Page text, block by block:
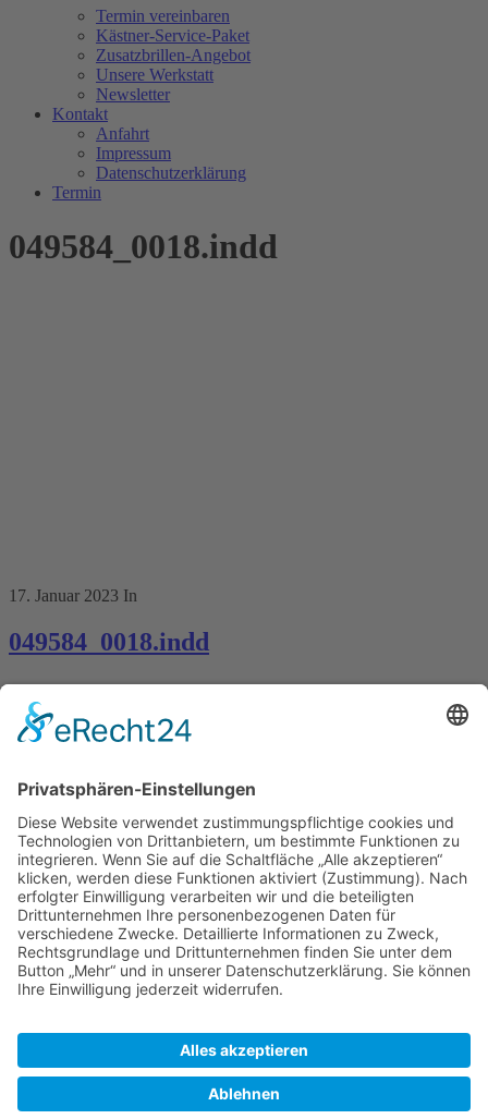
Termin vereinbaren
Kästner-Service-Paket
Zusatzbrillen-Angebot
Unsere Werkstatt
Newsletter
Kontakt
Anfahrt
Impressum
Datenschutzerklärung
Termin
049584_0018.indd
17. Januar 2023 In
049584_0018.indd
Kontakt
Königstraße 28
70173 Stuttgart
T: 0711 29 39 20
kontakt@kaestner-stuttgart.de
Unsere Öffnungszeiten
Montag bis Samstag:
10:00 Uhr – 19:00 Uhr
Pflichtangaben
Impressum
Datenschutzerklärung
Kontakt